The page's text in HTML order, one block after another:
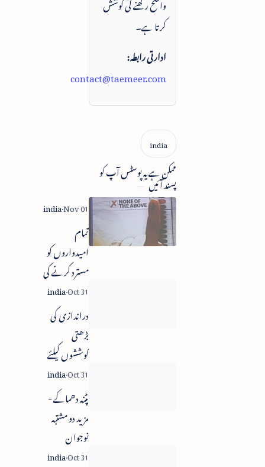
کرتا ہے۔
ادارتی رابطہ:
contact@taemeer.com
ممکن ہے یہ پوسٹس آپ کو
پسند آئیں
تمام
امیدواروں کو
مسترد کرنے کی
انتخابی علامت
دراندازی کی
بڑھتی
کوششوں کیلئے
پاکستانی فوج
ذمہ دار -
انٹونی
پٹنہ دھماکے -
مزید دو مشتبہ
نوجوان
گرفتار